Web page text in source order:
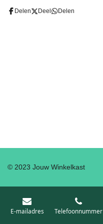
Delen Deel Delen
© 2023 Jouw Winkelkast
E-mailadres Telefoonnummer